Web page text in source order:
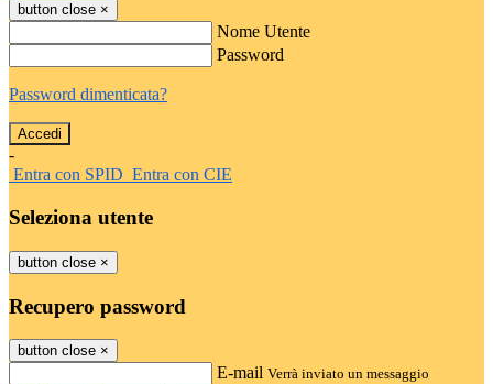
button close ×
Nome Utente
Password
Password dimenticata?
-
Entra con SPID Entra con CIE
Seleziona utente
button close ×
Recupero password
button close ×
E-mail Verrà inviato un messaggio